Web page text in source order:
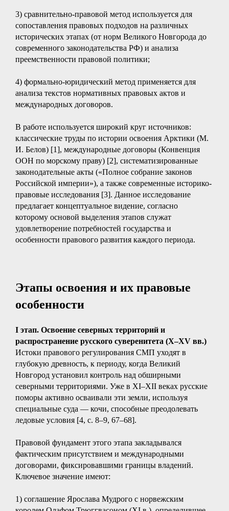
3) сравнительно-правовой метод используется для
сопоставления правовых подходов на различных
исторических этапах (от норм Великого Новгорода до
современного законодательства РФ) и анализа
преемственности правовой политики;
4) формально-юридический метод применяется для
анализа текстов нормативных правовых актов и
международных договоров.
В работе используется широкий круг источников:
классические труды по истории освоения Арктики (М.
И. Белов) [1], международные договоры (Конвенция
ООН по морскому праву) [2], систематизированные
законодательные акты («Полное собрание законов
Российской империи»), а также современные историко-
правовые исследования [3]. Данное исследование
предлагает концептуальное видение, согласно
которому основой выделения этапов служат
удовлетворение потребностей государства и
особенности правового развития каждого периода.
Этапы освоения и их правовые
особенности
I этап. Освоение северных территорий и
распространение русского суверенитета (X–XV вв.)
Истоки правового регулирования СМП уходят в
глубокую древность, к периоду, когда Великий
Новгород установил контроль над обширными
северными территориями. Уже в XI–XII веках русские
поморы активно осваивали эти земли, используя
специальные суда — кочи, способные преодолевать
ледовые условия [4, с. 8–9, 67–68].
Правовой фундамент этого этапа закладывался
фактическим присутствием и международными
договорами, фиксировавшими границы владений.
Ключевое значение имеют:
1) соглашение Ярослава Мудрого с норвежским